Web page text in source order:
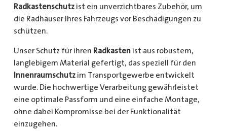
Radkastenschutzist ein unverzichtbares Zubehör, um
die Radhäuser Ihres Fahrzeugs vor Beschädigungen zu
schützen.
Unser Schutz für ihren Radkastenist aus robustem,
langlebigem Material gefertigt, das speziell für den
Innenraumschutzim Transportgewerbe entwickelt
wurde. Die hochwertige Verarbeitung gewährleistet
eine optimale Passform und eine einfache Montage,
ohne dabei Kompromisse bei der Funktionalität
einzugehen.